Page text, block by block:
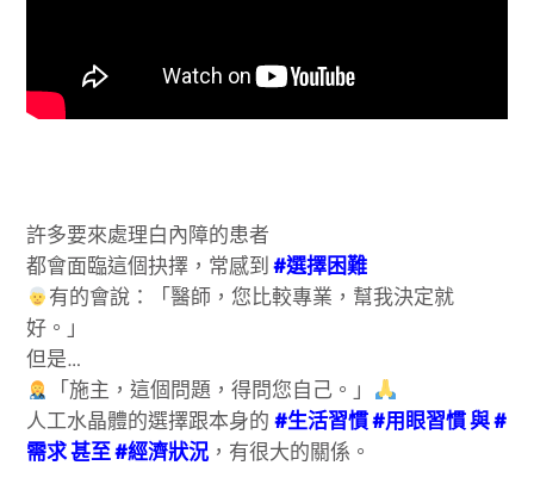
許多要來處理白內障的患者
都會面臨這個抉擇，常感到 #選擇困難
有的會說：「醫師，您比較專業，幫我決定就
好。」
但是…
「施主，這個問題，得問您自己。」
人工水晶體的選擇跟本身的 #生活習慣 #用眼習慣 與 #
需求 甚至 #經濟狀況 ，有很大的關係。